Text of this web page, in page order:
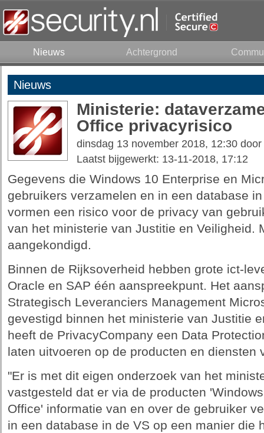
Nieuws Achtergrond
Nieuws
Ministerie:
Office privacyrisico
dinsdag 13 november 2018, 12:30 door
Laatst bijgewerkt: 13-11-2018, 17:12
Gegevens die Windows 10 Enterprise en
gebruikers verzamelen en in een database
vormen een risico voor de privacy van
van het ministerie van Justitie en Veiligheid.
aangekondigd.
Binnen de Rijksoverheid hebben grote ict-
Oracle en SAP één aanspreekpunt. Het
Strategisch Leveranciers Management
gevestigd binnen het ministerie van Justitie
heeft de PrivacyCompany een Data
laten uitvoeren op de producten en diensten
"Er is met dit eigen onderzoek van het
vastgesteld dat er via de producten
Office' informatie van en over de gebruiker
in een database in de VS op een manier die